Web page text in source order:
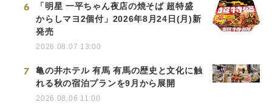
6
「明星 一平ちゃん夜店の焼そば 超特盛
からしマヨ2個付」2026年8月24日(月)新
発売
2026.08.07 13:00
7
亀の井ホテル 有馬 有馬の歴史と文化に触
れる秋の宿泊プランを9月から展開
2026.08.06 11:00